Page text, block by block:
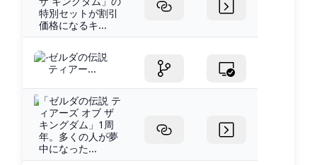
特別セットが割引
価格になるキ...
ゼルダの伝説
ティアー...
「ゼルダの伝説 テ
ィアーズ オブ ザ
キングダム」1周
年。多くの人が夢
中になった...